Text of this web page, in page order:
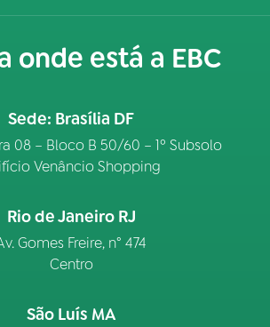
onde está a EBC
Sede: Brasília DF
08 – Bloco B 50/60 – 1º Subsolo
Venâncio Shopping
Rio de Janeiro RJ
Gomes Freire, n° 474
Centro
São Luís MA